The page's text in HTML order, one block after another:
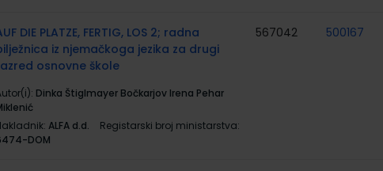
DIE PLATZE, FERTIG, LOS 2; radna
iz njemačkoga jezika za drugi
osnovne škole
Dinka Štiglmayer Bočkarjov Irena Pehar
ALFA d.d.
Registarski broj ministarstva:
DOM
567042 500167